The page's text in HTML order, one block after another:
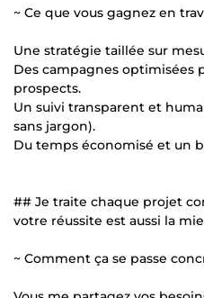
~ Ce que vous gagnez en
Une stratégie taillée sur
Des campagnes optimisées
prospects.
Un suivi transparent et
sans jargon).
Du temps économisé et un
## Je traite chaque projet
votre réussite est aussi la
~ Comment ça se passe